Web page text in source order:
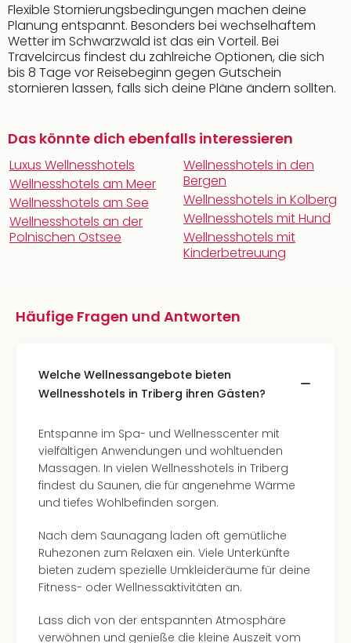
Flexible Stornierungsbedingungen machen deine
Planung entspannt. Besonders bei wechselhaftem
Wetter im Schwarzwald ist das ein Vorteil. Bei
Travelcircus findest du zahlreiche Optionen, die sich
bis 8 Tage vor Reisebeginn gegen Gutschein
stornieren lassen, falls sich deine Pläne ändern sollten.
Das könnte dich ebenfalls interessieren
Luxus Wellnesshotels
Wellnesshotels am Meer
Wellnesshotels am See
Wellnesshotels an der
Polnischen Ostsee
Wellnesshotels in den
Bergen
Wellnesshotels in Kolberg
Wellnesshotels mit Hund
Wellnesshotels mit
Kinderbetreuung
Häufige Fragen und Antworten
Welche Wellnessangebote bieten
Wellnesshotels in Triberg ihren Gästen?
Entspanne im Spa- und Wellnesscenter mit
vielfältigen Anwendungen und wohltuenden
Massagen. In vielen Wellnesshotels in Triberg
findest du Saunen, die für angenehme Wärme
und tiefes Wohlbefinden sorgen.
Nach dem Saunagang laden oft gemütliche
Ruhezonen zum Relaxen ein. Viele Unterkünfte
bieten zudem spezielle Umkleideräume für deine
Fitness- oder Wellnessaktivitäten an.
Lass dich von der entspannten Atmosphäre
verwöhnen und genieße die kleine Auszeit vom